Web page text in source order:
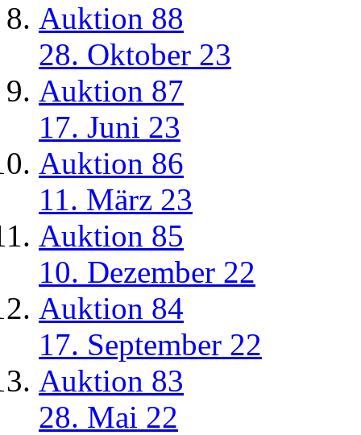
Auktion 88
28. Oktober 23
Auktion 87
17. Juni 23
Auktion 86
11. März 23
Auktion 85
10. Dezember 22
Auktion 84
17. September 22
Auktion 83
28. Mai 22